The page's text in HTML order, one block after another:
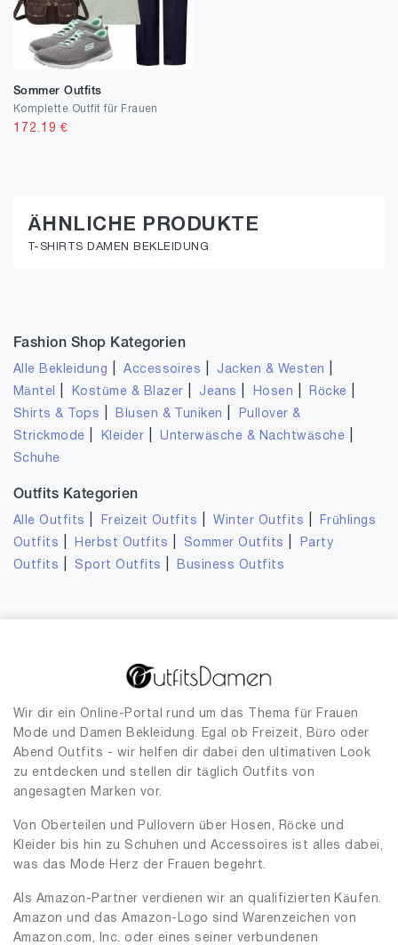
Sommer Outfits
Komplette Outfit für Frauen
172.19 €
ÄHNLICHE PRODUKTE
T-SHIRTS DAMEN BEKLEIDUNG
Fashion Shop Kategorien
Alle Bekleidung |Accessoires Jacken & Westen
Mäntel Kostüme & Blazer Jeans Hosen Röcke
Shirts & Tops Blusen & Tuniken
Pullover &
Strickmode
Kleider |Unterwäsche & Nachtwäsche
Schuhe
Outfits Kategorien
Alle Outfits Freizeit Outfits |Winter Outfits
Frühlings
Outfits
Herbst Outfits Sommer Outfits
Party
Outfits
Sport Outfits Business Outfits
Wir dir ein Online-Portal rund um das Thema für Frauen
Mode und Damen Bekleidung. Egal ob Freizeit, Büro oder
Abend Outfits - wir helfen dir dabei den ultimativen Look
zu entdecken und stellen dir täglich Outfits von
angesagten Marken vor.
Von Oberteilen und Pullovern über Hosen, Röcke und
Kleider bis hin zu Schuhen und Accessoires ist alles dabei,
was das Mode Herz der Frauen begehrt.
Als Amazon-Partner verdienen wir an qualifizierten Käufen.
Amazon und das Amazon-Logo sind Warenzeichen von
Amazon.com, Inc. oder eines seiner verbundenen